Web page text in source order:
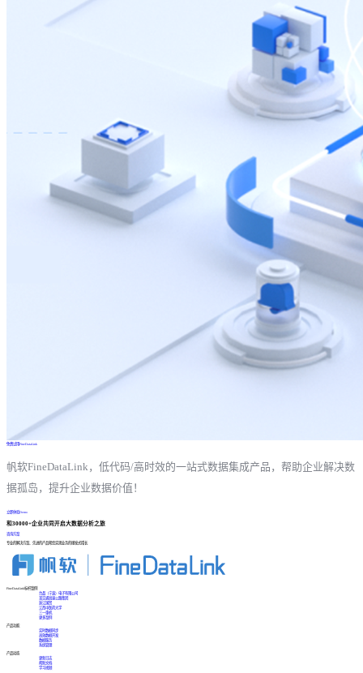
免费试用FineDataLink
帆软FineDataLink，低代码/高时效的一站式数据集成产品，帮助企业解决数
据孤岛，提升企业数据价值！
立即体验Demo
和30000+企业共同开启大数据分析之旅
咨询方案
专业的解决方案、先进的产品帮您实现业务的爆发式增长
FineDataLink标杆案例
台晶（宁波）电子有限公司
某交通高速公路集团
浙江国贸
江西中医药大学
三一重机
更多案例
产品功能
实时数据同步
高效数据开发
数据服务
系统管理
产品动态
更新日志
帮助文档
学习视频